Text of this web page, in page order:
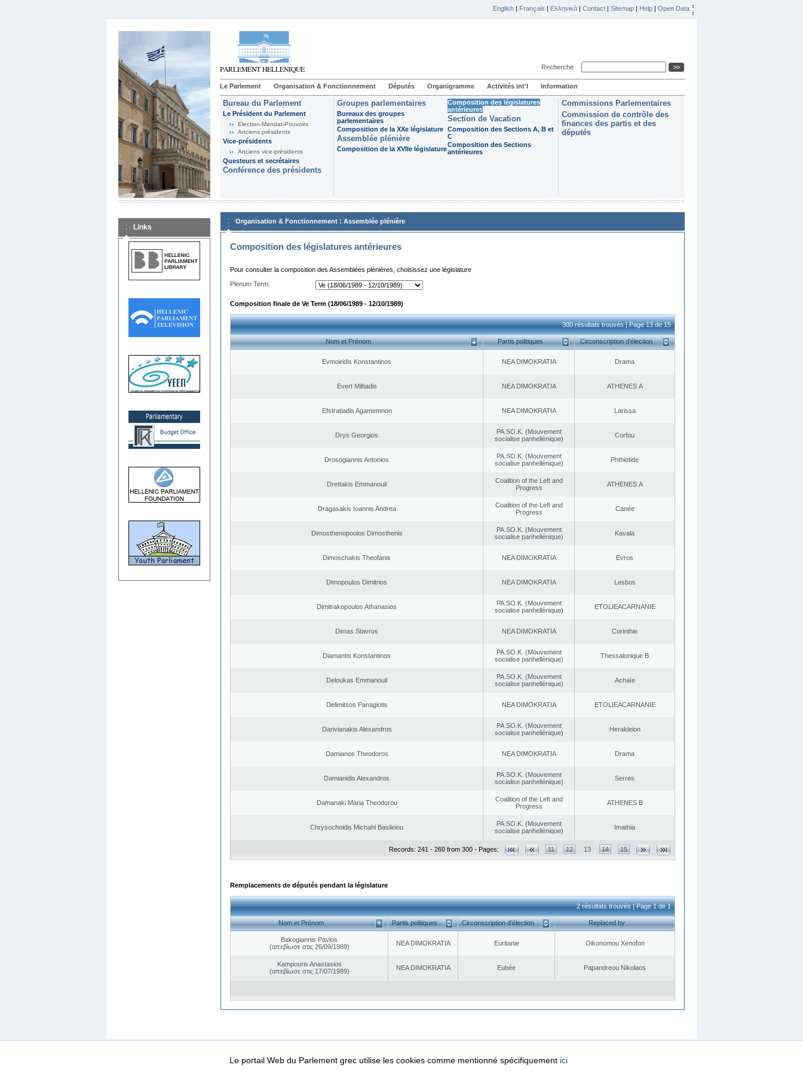
English | Français | Ελληνικά | Contact | Sitemap | Help | Open Data
Recherche
Le Parlement Organisation & Fonctionnement Députés Organigramme Activités int'l Information
Bureau du Parlement
Le Président du Parlement
Election-Mandat-Pouvoirs
Anciens présidents
Vice-présidents
Anciens vice-présidents
Questeurs et secrétaires
Conférence des présidents
Groupes parlementaires
Bureaux des groupes
parlementaires
Composition de la XXe législature
Assemblée plénière
Composition de la XVIIe législature
Composition des législatures
antérieures
Section de Vacation
Composition des Sections A, B et
C
Composition des Sections
antérieures
Commissions Parlementaires
Commission de contrôle des
finances des partis et des
députés
Links
Organisation & Fonctionnement : Assemblée plénière
Composition des législatures antérieures
Pour consulter la composition des Assemblées plénières, choisissez une législature
Plenum Term:
Composition finale de Ve Term (18/06/1989 - 12/10/1989)
300 résultats trouvés | Page 13 de 15
Nom et Prénom Partis politiques Circonscription d’élection
Evmoiridis Konstantinos NEA DΙMOKRATIA Drama
Evert Miltiadis NEA DΙMOKRATIA ATHENES Α
Efstratiadis Agamemnon NEA DΙMOKRATIA Larissa
Drys Georgios
PA.SO.K. (Mouvement
socialise panhellénique)
Corfou
Drosogiannis Antonios
PA.SO.K. (Mouvement
socialise panhellénique)
Phthiotide
Drettakis Emmanouil
Coalition of the Left and
Progress
ATHENES Α
Dragasakis Ioannis Andrea
Coalition of the Left and
Progress
Canée
Dimosthenopoulos Dimosthenis
PA.SO.K. (Mouvement
socialise panhellénique)
Kavala
Dimoschakis Theofanis NEA DΙMOKRATIA Evros
Dimopoulos Dimitrios NEA DΙMOKRATIA Lesbos
Dimitrakopoulos Athanasios
PA.SO.K. (Mouvement
socialise panhellénique)
EΤOLIEACARNANIE
Dimas Stavros NEA DΙMOKRATIA Corinthie
Diamantis Konstantinos
PA.SO.K. (Mouvement
socialise panhellénique)
Thessalonique B
Deloukas Emmanouil
PA.SO.K. (Mouvement
socialise panhellénique)
Achaïe
Delimitsos Panagiotis NEA DΙMOKRATIA EΤOLIEACARNANIE
Darivianakis Alexandros
PA.SO.K. (Mouvement
socialise panhellénique)
Herakleion
Damianos Theodoros NEA DΙMOKRATIA Drama
Damianidis Alexandros
PA.SO.K. (Mouvement
socialise panhellénique)
Serres
Damanaki Maria Theodorou
Coalition of the Left and
Progress
ATHENES Β
Chrysochoidis Michahl Basileiou
PA.SO.K. (Mouvement
socialise panhellénique)
Imathia
Records: 241 - 260 from 300 - Pages: 11 12 13 14 15
Remplacements de députés pendant la législature
2 résultats trouvés | Page 1 de 1
Nom et Prénom Partis politiques Circonscription d’élection Replaced by
Bakogiannis Pavlos
(απεβίωσε στις 26/09/1989)
NEA DΙMOKRATIA Euritanie Oikonomou Xenofon
Kampouris Anastasios
(απεβίωσε στις 17/07/1989)
NEA DΙMOKRATIA Eubée Papandreou Nikolaos
Conditions d’utilisation Data Protection Security & Access
Le portail Web du Parlement grec utilise les cookies comme mentionné spécifiquement ici